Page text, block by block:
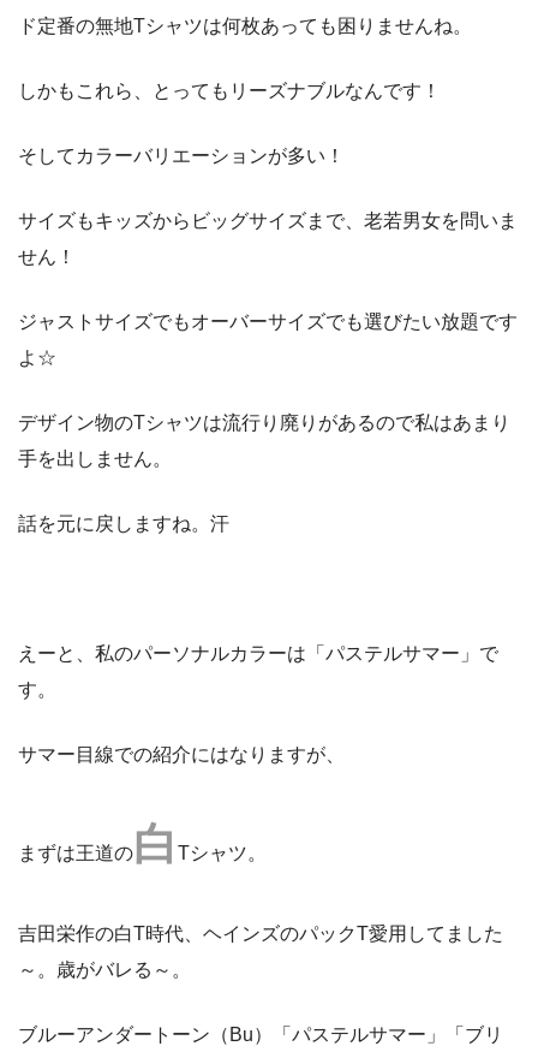
ド定番の無地Tシャツは何枚あっても困りませんね。
しかもこれら、とってもリーズナブルなんです！
そしてカラーバリエーションが多い！
サイズもキッズからビッグサイズまで、老若男女を問いま
せん！
ジャストサイズでもオーバーサイズでも選びたい放題です
よ☆
デザイン物のTシャツは流行り廃りがあるので私はあまり
手を出しません。
話を元に戻しますね。汗
えーと、私のパーソナルカラーは「パステルサマー」で
す。
サマー目線での紹介にはなりますが、
まずは王道の白 Tシャツ。
吉田栄作の白T時代、ヘインズのパックT愛用してました
～。歳がバレる～。
ブルーアンダートーン（Bu）「パステルサマー」「ブリ